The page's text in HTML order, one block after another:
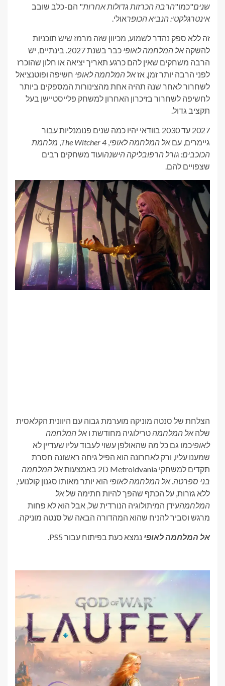
שנים"כמו"הרבה הכרזות גדולות אחרות" הם-כלב שובב
אינטרגלקטי: הנביא הכופראולי.
זה ללא ספק נהדר לשמוע, מכיוון שזה מרמז שיש תוכניות
להשקהאל המלחמה לאופי
כבר בשנת 2027. בינתיים, יש
הרבה משחקים שאין להם כרגע תאריך יציאה או חלון שהוכרז
לפני הרבה יותר זמן, אזאל המלחמה לאופי חשיפה ופוטנציאל
לשחרור לאחר שנה תהיה אחת מהצינורות המספקים ביותר
לחשיפה לשחרור בזיכרון האחרון למשחק פלייסטיישן בעל
תקציב גדול.
2027 עד 2030 בוודאי יהיו כמה שנים פנומנליות עבור
גיימרים, עםאל המלחמה לאופי,
The Witcher 4
, מלחמת
הכוכבים: גורל הרפובליקה הישנהועוד משחקים רבים
שצפויים להם.
הצלחת של סנטה מוניקה מוערמת גבוה עם היוונית הקלאסית
שלהאל המלחמהטרילוגיה מחודשת ואל המלחמה
לאופיכמו גם כל מה שהאולפן עשוי לעבוד עליו שעדיין לא
שמענו עליו, ורק לאחרונה הוא הפיל גיחה ראשונה חסרת
תקדים למשחקי 2D Metroidvania באמצעות
אל המלחמה
בני ספרטה.אל המלחמה לאופי הוא יותר מאותו סגנון קולנועי,
ללא גזרות, על הכתף שהפך להיות חתימה שלאל
המלחמהעידן המיתולוגיה הנורדית של, אבל הוא לא פחות
מרגש וסביר להניח שהוא המהדורה הבאה של סנטה מוניקה.
אל המלחמה לאופי נמצא כעת בפיתוח עבור PS5.